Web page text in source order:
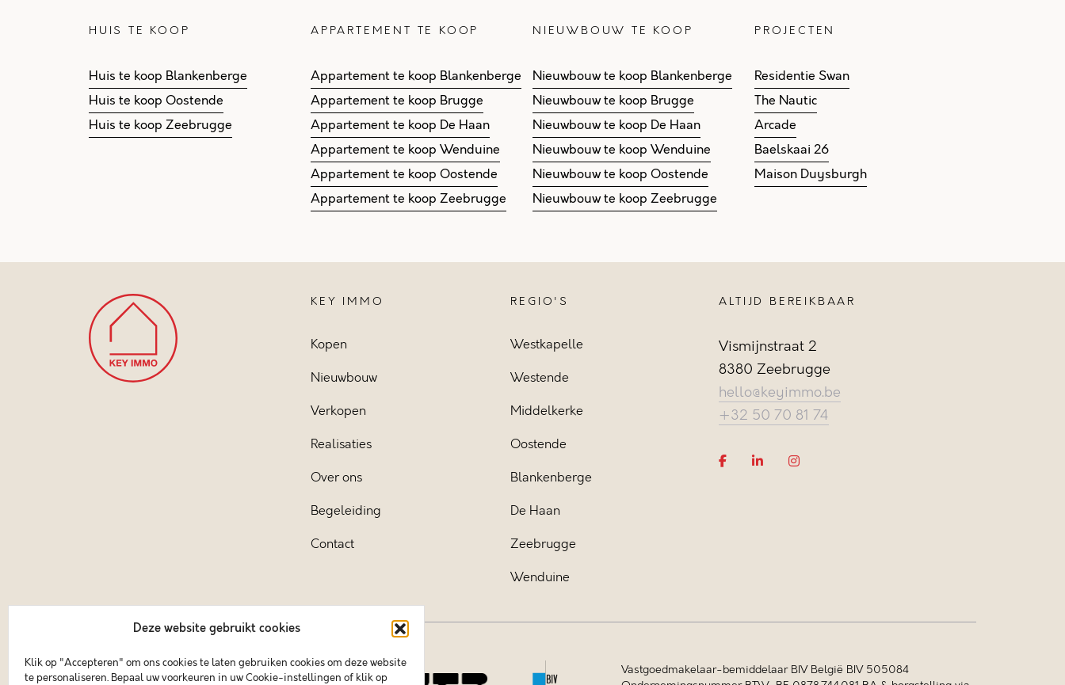
Deze website gebruikt cookies
Klik op "Accepteren" om ons cookies te laten gebruiken cookies om deze website
te personaliseren. Bepaal uw voorkeuren in uw Cookie-instellingen of klik op
HUIS TE KOOP
Huis te koop Blankenberge
Huis te koop Oostende
Huis te koop Zeebrugge
APPARTEMENT TE KOOP
Appartement te koop Blankenberge
Appartement te koop Brugge
Appartement te koop De Haan
Appartement te koop Wenduine
Appartement te koop Oostende
Appartement te koop Zeebrugge
NIEUWBOUW TE KOOP
Nieuwbouw te koop Blankenberge
Nieuwbouw te koop Brugge
Nieuwbouw te koop De Haan
Nieuwbouw te koop Wenduine
Nieuwbouw te koop Oostende
Nieuwbouw te koop Zeebrugge
PROJECTEN
Residentie Swan
The Nautic
Arcade
Baelskaai 26
Maison Duysburgh
KEY IMMO
Kopen
Nieuwbouw
Verkopen
Realisaties
Over ons
Begeleiding
Contact
REGIO'S
Westkapelle
Westende
Middelkerke
Oostende
Blankenberge
De Haan
Zeebrugge
Wenduine
ALTIJD BEREIKBAAR
Vismijnstraat 2
8380 Zeebrugge
hello@keyimmo.be
+32 50 70 81 74
Vastgoedmakelaar-bemiddelaar BIV België BIV 505084